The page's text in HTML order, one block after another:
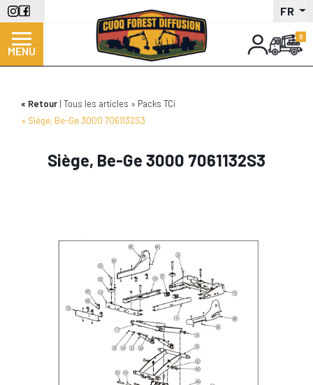
Aller
au
contenu
principal
FR
MENU
Retour Tous les articles
Packs TCi
Siège, Be-Ge 3000 7061132S3
Siège, Be-Ge 3000 7061132S3